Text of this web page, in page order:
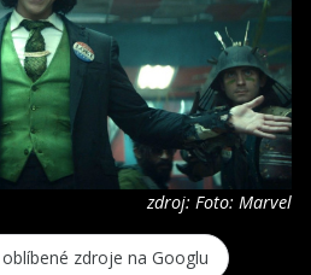
zdroj: Foto: Marvel
zdroje na Googlu